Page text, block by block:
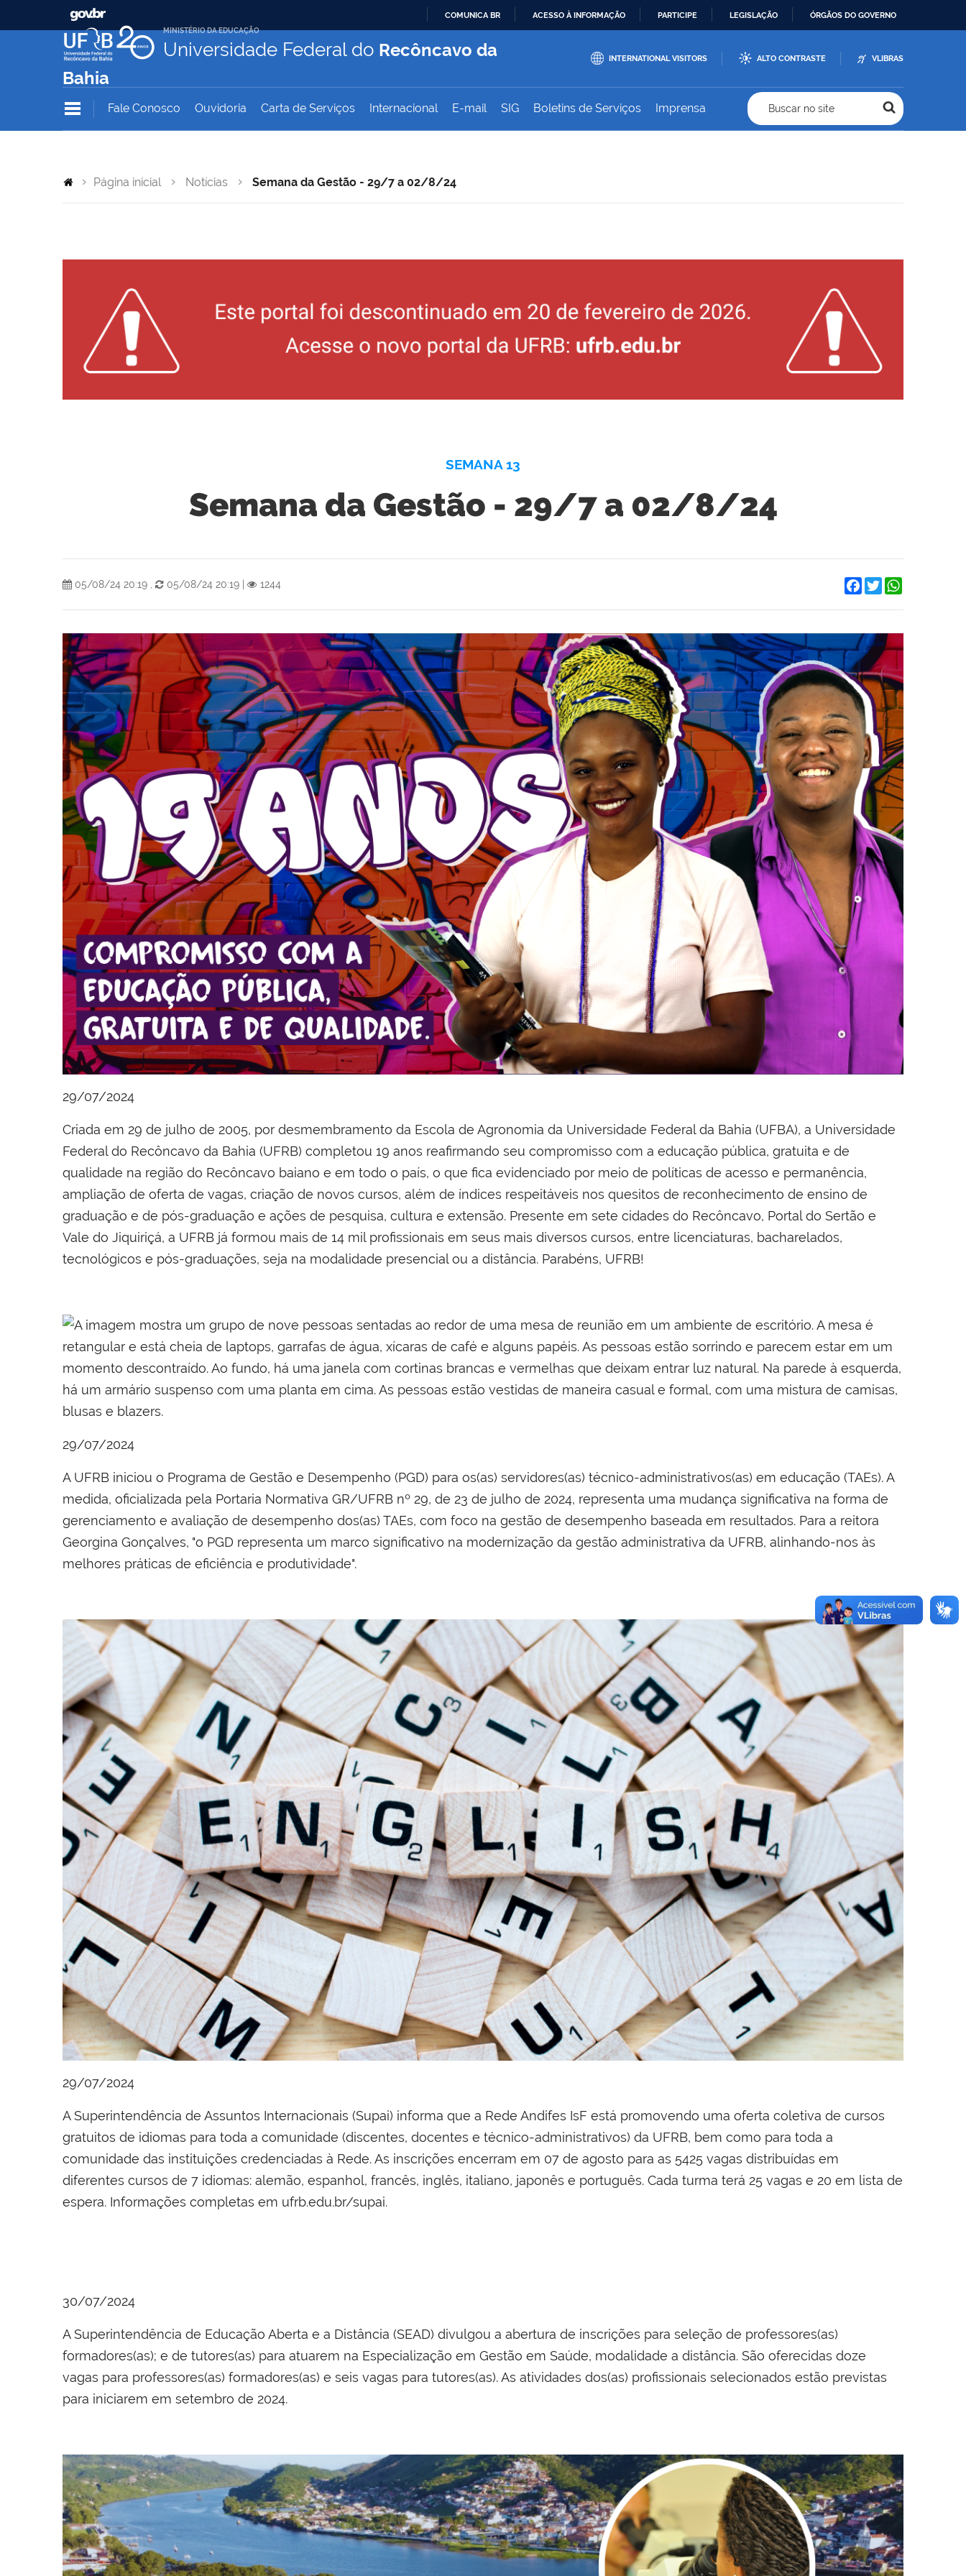
PARA
CONTEÚDO
COMUNICA BR ACESSO À INFORMAÇÃO PARTICIPE LEGISLAÇÃO ÓRGÃOS DO GOVERNO
MINISTÉRIO DA EDUCAÇÃO
Universidade Federal do Recôncavo da
Bahia
INTERNATIONAL VISITORS ALTO CONTRASTE VLIBRAS
Fale Conosco Ouvidoria Carta de Serviços Internacional E-mail SIG Boletins de Serviços Imprensa Buscar no site
Página inicial Notícias Semana da Gestão - 29/7 a 02/8/24
SEMANA 13
Semana da Gestão - 29/7 a 02/8/24
05/08/24 20:19 05/08/24 20:19 | 1244 Facebook
Twitter
29/07/2024
Criada em 29 de julho de 2005, por desmembramento da Escola de Agronomia da Universidade Federal da Bahia (UFBA), a Universidade
Federal do Recôncavo da Bahia (UFRB) completou 19 anos reafirmando seu compromisso com a educação pública, gratuita e de
qualidade na região do Recôncavo baiano e em todo o país, o que fica evidenciado por meio de políticas de acesso e permanência,
ampliação de oferta de vagas, criação de novos cursos, além de índices respeitáveis nos quesitos de reconhecimento de ensino de
graduação e de pós-graduação e ações de pesquisa, cultura e extensão. Presente em sete cidades do Recôncavo, Portal do Sertão e
Vale do Jiquiriçá, a UFRB já formou mais de 14 mil profissionais em seus mais diversos cursos, entre licenciaturas, bacharelados,
tecnológicos e pós-graduações, seja na modalidade presencial ou a distância. Parabéns, UFRB!
29/07/2024
A UFRB iniciou o Programa de Gestão e Desempenho (PGD) para os(as) servidores(as) técnico-administrativos(as) em educação (TAEs). A
medida, oficializada pela Portaria Normativa GR/UFRB nº 29, de 23 de julho de 2024, representa uma mudança significativa na forma de
gerenciamento e avaliação de desempenho dos(as) TAEs, com foco na gestão de desempenho baseada em resultados. Para a reitora
Georgina Gonçalves, "o PGD representa um marco significativo na modernização da gestão administrativa da UFRB, alinhando-nos às
melhores práticas de eficiência e produtividade".
29/07/2024
A Superintendência de Assuntos Internacionais (Supai) informa que a Rede Andifes IsF está promovendo uma oferta coletiva de cursos
gratuitos de idiomas para toda a comunidade (discentes, docentes e técnico-administrativos) da UFRB, bem como para toda a
comunidade das instituições credenciadas à Rede. As inscrições encerram em 07 de agosto para as 5425 vagas distribuídas em
diferentes cursos de 7 idiomas: alemão, espanhol, francês, inglês, italiano, japonês e português. Cada turma terá 25 vagas e 20 em lista de
espera. Informações completas em ufrb.edu.br/supai.
30/07/2024
A Superintendência de Educação Aberta e a Distância (SEAD) divulgou a abertura de inscrições para seleção de professores(as)
formadores(as); e de tutores(as) para atuarem na Especialização em Gestão em Saúde, modalidade a distância. São oferecidas doze
vagas para professores(as) formadores(as) e seis vagas para tutores(as). As atividades dos(as) profissionais selecionados estão previstas
para iniciarem em setembro de 2024.